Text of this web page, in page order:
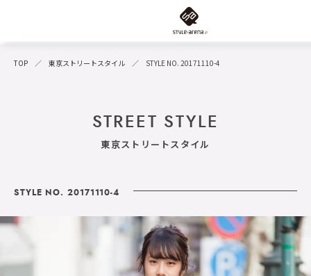
TOP 東京ストリートスタイル STYLE NO. 20171110-4
STREET STYLE
東京ストリートスタイル
STYLE NO. 20171110-4